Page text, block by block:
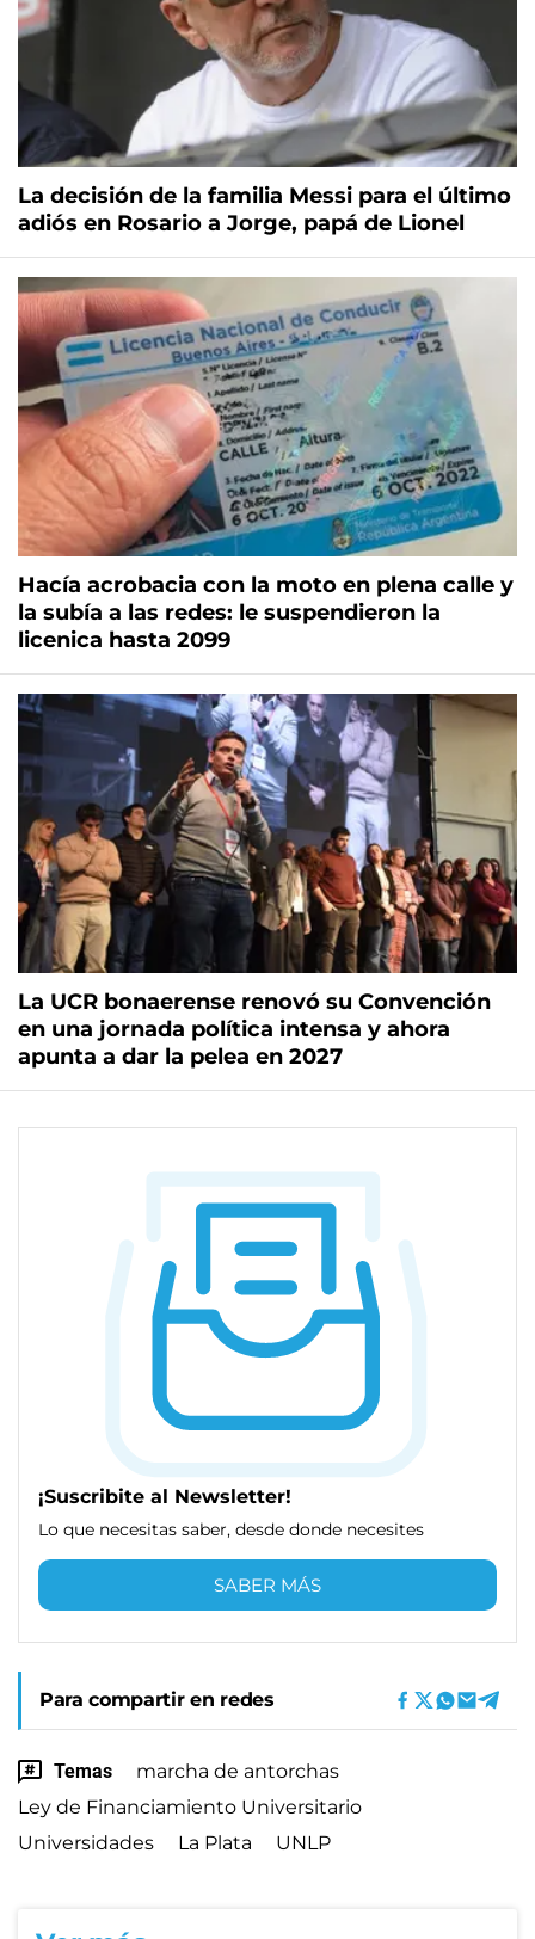
La decisión de la familia Messi para el último
adiós en Rosario a Jorge, papá de Lionel
Hacía acrobacia con la moto en plena calle y
la subía a las redes: le suspendieron la
licenica hasta 2099
La UCR bonaerense renovó su Convención
en una jornada política intensa y ahora
apunta a dar la pelea en 2027
¡Suscribite al Newsletter!
Lo que necesitas saber, desde donde necesites
SABER MÁS
Para compartir en redes
Temas
marcha de antorchas
Ley de Financiamiento Universitario
Universidades
La Plata UNLP